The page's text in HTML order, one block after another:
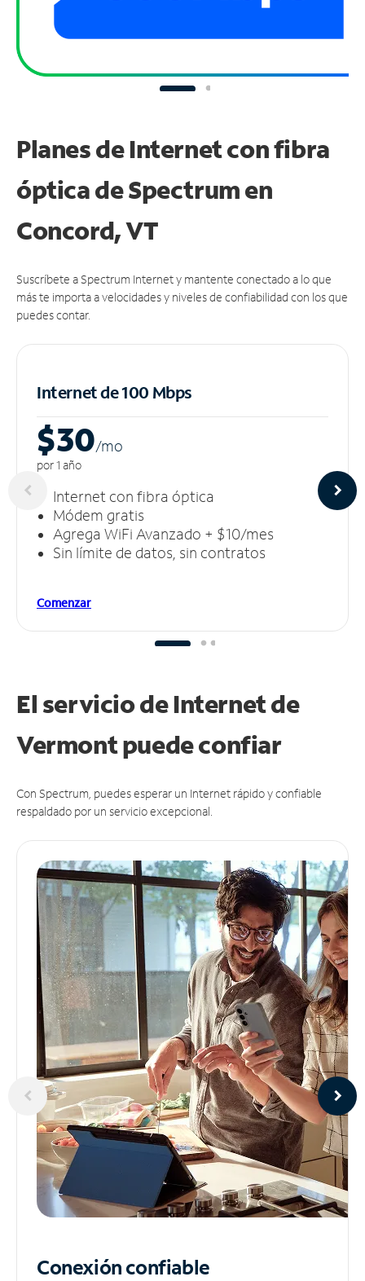
Planes de Internet con fibra
óptica de Spectrum en
Concord, VT
Suscríbete a Spectrum Internet y mantente conectado a lo que
más te importa a velocidades y niveles de confiabilidad con los que
puedes contar.
Internet de 100 Mbps
$30/mo
por 1 año
Internet con fibra óptica
Módem gratis
Agrega WiFi Avanzado + $10/mes
Sin límite de datos, sin contratos
Comenzar
El servicio de Internet de
Vermont puedeconfiar
Con Spectrum, puedes esperar un Internet rápido y confiable
respaldado por un servicio excepcional.
Conexión confiable